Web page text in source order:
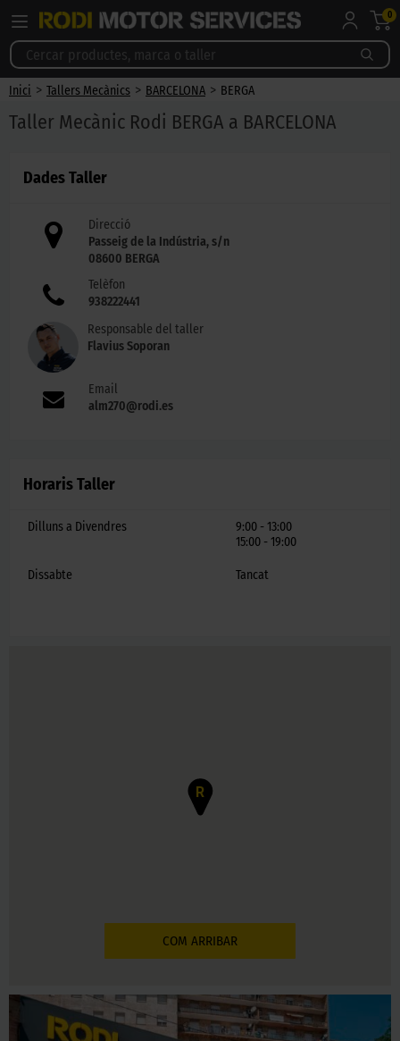
0
Inici > Tallers Mecànics > BARCELONA > BERGA
Taller Mecànic Rodi BERGA a BARCELONA
Dades Taller
Direcció
Passeig de la Indústria, s/n
08600 BERGA
Telèfon
938222441
Responsable del taller
Flavius Soporan
Email
alm270@rodi.es
Horaris Taller
Dilluns a Divendres
9:00 - 13:00
15:00 - 19:00
Dissabte Tancat
R
COM ARRIBAR